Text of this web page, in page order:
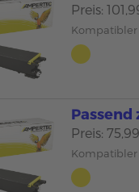
Preis:
Kompatibler
Passend
Preis:
Kompatibler